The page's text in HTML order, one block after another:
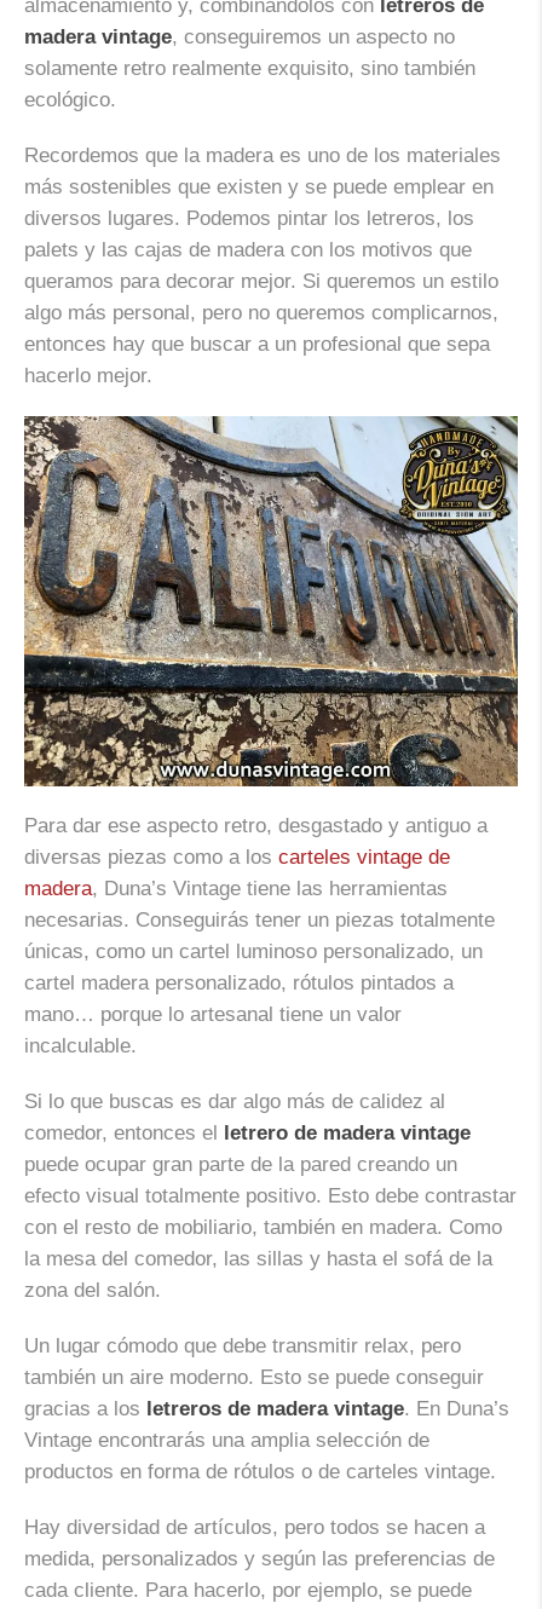
almacenamiento y, combinándolos con letreros de
madera vintage, conseguiremos un aspecto no
solamente retro realmente exquisito, sino también
ecológico.
Recordemos que la madera es uno de los materiales
más sostenibles que existen y se puede emplear en
diversos lugares. Podemos pintar los letreros, los
palets y las cajas de madera con los motivos que
queramos para decorar mejor. Si queremos un estilo
algo más personal, pero no queremos complicarnos,
entonces hay que buscar a un profesional que sepa
hacerlo mejor.
Para dar ese aspecto retro, desgastado y antiguo a
diversas piezas como a los carteles vintage de
madera, Duna’s Vintage tiene las herramientas
necesarias. Conseguirás tener un piezas totalmente
únicas, como un cartel luminoso personalizado, un
cartel madera personalizado, rótulos pintados a
mano… porque lo artesanal tiene un valor
incalculable.
Si lo que buscas es dar algo más de calidez al
comedor, entonces el
letrero de madera vintage
puede ocupar gran parte de la pared creando un
efecto visual totalmente positivo. Esto debe contrastar
con el resto de mobiliario, también en madera. Como
la mesa del comedor, las sillas y hasta el sofá de la
zona del salón.
Un lugar cómodo que debe transmitir relax, pero
también un aire moderno. Esto se puede conseguir
gracias a los letreros de madera vintage. En Duna’s
Vintage encontrarás una amplia selección de
productos en forma de rótulos o de carteles vintage.
Hay diversidad de artículos, pero todos se hacen a
medida, personalizados y según las preferencias de
cada cliente. Para hacerlo, por ejemplo, se puede